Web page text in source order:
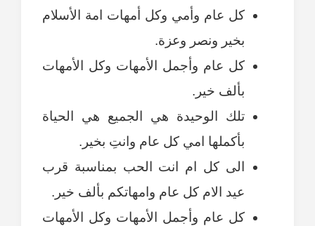
كل عام وأمي وكل أمهات امة الأسلام
بخير ونصر وعزة.
كل عام وأجمل الأمهات وكل الأمهات
بألف خير.
تلك الوحيدة هي الجميع هي الحياة
بأكملها امي كل عام وانتِ بخير.
الى كل ام انت الحب بمناسبة قرب
عيد الام كل عام وامهاتكم بألف خير.
كل عام وأجمل الأمهات وكل الأمهات